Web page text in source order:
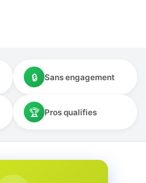
🔒 Sans engagement
🏆 Pros qualifies